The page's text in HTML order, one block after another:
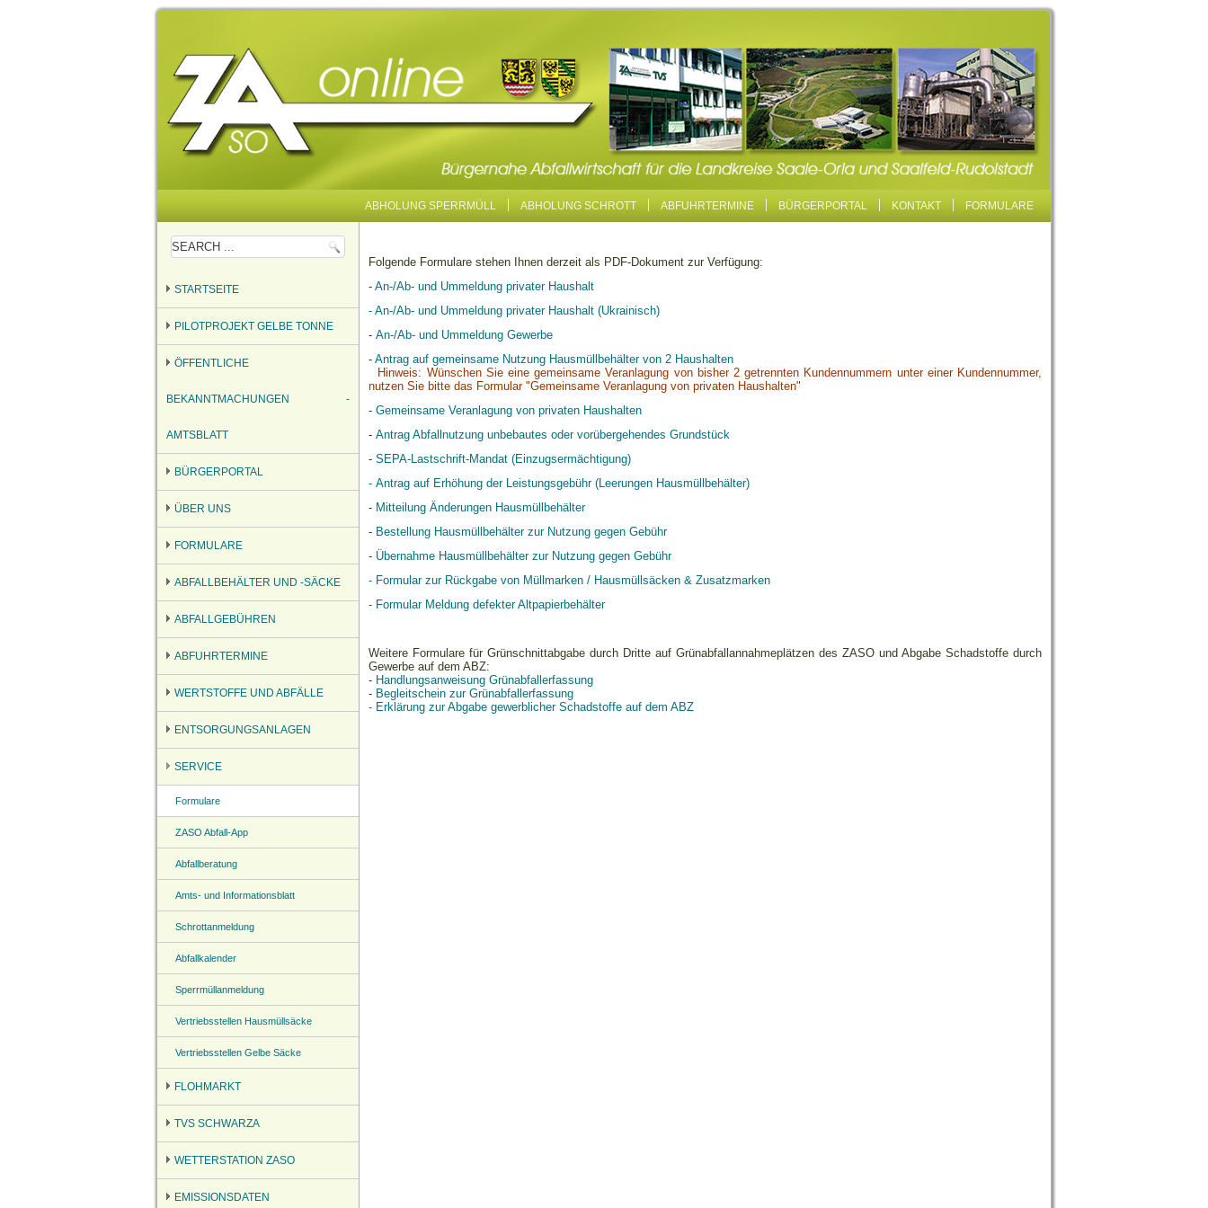
ABHOLUNG SPERRMÜLL ABHOLUNG SCHROTT ABFUHRTERMINE BÜRGERPORTAL KONTAKT FORMULARE
STARTSEITE
PILOTPROJEKT GELBE TONNE
ÖFFENTLICHE
BEKANNTMACHUNGEN -
AMTSBLATT
BÜRGERPORTAL
ÜBER UNS
FORMULARE
ABFALLBEHÄLTER UND -SÄCKE
ABFALLGEBÜHREN
ABFUHRTERMINE
WERTSTOFFE UND ABFÄLLE
ENTSORGUNGSANLAGEN
SERVICE
Formulare
ZASO Abfall-App
Abfallberatung
Amts- und Informationsblatt
Schrottanmeldung
Abfallkalender
Sperrmüllanmeldung
Vertriebsstellen Hausmüllsäcke
Vertriebsstellen Gelbe Säcke
FLOHMARKT
TVS SCHWARZA
WETTERSTATION ZASO
EMISSIONSDATEN
Folgende Formulare stehen Ihnen derzeit als PDF-Dokument zur Verfügung:
- An-/Ab- und Ummeldung privater Haushalt
- An-/Ab- und Ummeldung privater Haushalt (Ukrainisch)
- An-/Ab- und Ummeldung Gewerbe
- Antrag auf gemeinsame Nutzung Hausmüllbehälter von 2 Haushalten
Hinweis: Wünschen Sie eine gemeinsame Veranlagung von bisher 2 getrennten Kundennummern unter einer Kundennummer,
nutzen Sie bitte das Formular "Gemeinsame Veranlagung von privaten Haushalten"
- Gemeinsame Veranlagung von privaten Haushalten
- Antrag Abfallnutzung unbebautes oder vorübergehendes Grundstück
- SEPA-Lastschrift-Mandat (Einzugsermächtigung)
- Antrag auf Erhöhung der Leistungsgebühr (Leerungen Hausmüllbehälter)
- Mitteilung Änderungen Hausmüllbehälter
- Bestellung Hausmüllbehälter zur Nutzung gegen Gebühr
- Übernahme Hausmüllbehälter zur Nutzung gegen Gebühr
- Formular zur Rückgabe von Müllmarken / Hausmüllsäcken & Zusatzmarken
- Formular Meldung defekter Altpapierbehälter
Weitere Formulare für Grünschnittabgabe durch Dritte auf Grünabfallannahmeplätzen des ZASO und Abgabe Schadstoffe durch
Gewerbe auf dem ABZ:
- Handlungsanweisung Grünabfallerfassung
- Begleitschein zur Grünabfallerfassung
- Erklärung zur Abgabe gewerblicher Schadstoffe auf dem ABZ